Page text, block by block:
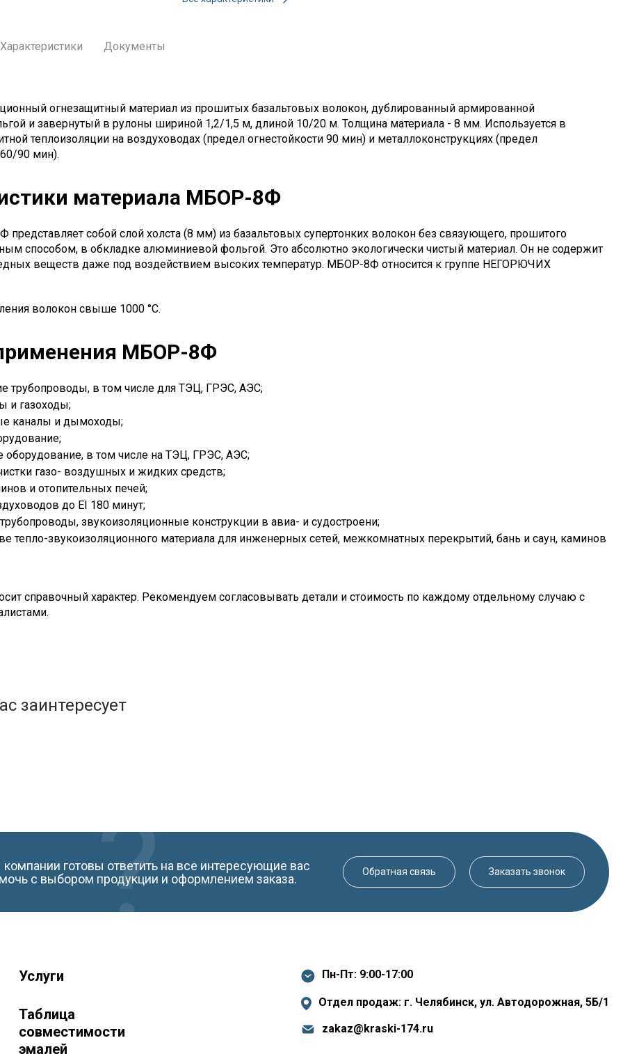
Характеристики Документы
огнезащитный материал из прошитых базальтовых волокон, дублированный армированной
и завернутый в рулоны шириной 1,2/1,5 м, длиной 10/20 м. Толщина материала - 8 мм. Используется в
теплоизоляции на воздуховодах (предел огнестойкости 90 мин) и металлоконструкциях (предел
90 мин).
материала МБОР-8Ф
собой слой холста (8 мм) из базальтовых супертонких волокон без связующего, прошитого
способом, в обкладке алюминиевой фольгой. Это абсолютно экологически чистый материал. Он не содержит
веществ даже под воздействием высоких температур. МБОР-8Ф относится к группе НЕГОРЮЧИХ
волокон свыше 1000 °С.
МБОР-8Ф
трубопроводы, в том числе для ТЭЦ, ГРЭС, АЭС;
и газоходы;
каналы и дымоходы;
оборудование, в том числе на ТЭЦ, ГРЭС, АЭС;
газо- воздушных и жидких средств;
и отопительных печей;
до EI 180 минут;
звукоизоляционные конструкции в авиа- и судостроени;
тепло-звукоизоляционного материала для инженерных сетей, межкомнатных перекрытий, бань и саун, каминов
справочный характер. Рекомендуем согласовывать детали и стоимость по каждому отдельному случаю с
заинтересует
готовы ответить на все интересующие вас
с выбором продукции и оформлением заказа.
Обратная связь Заказать звонок
Услуги
Таблица
совместимости
эмалей
Пн-Пт: 9:00-17:00
Отдел продаж: г. Челябинск, ул. Автодорожная, 5Б/1
zakaz@kraski-174.ru